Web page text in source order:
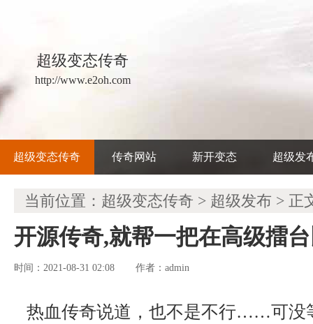
超级变态传奇
http://www.e2oh.com
超级变态传奇 传奇网站 新开变态 超级发
当前位置： 超级变态传奇 > 超级发布 > 正
开源传奇,就帮一把在高级擂
时间：2021-08-31 02:08 作者： admin
热血传奇说道，也不是不行……可没